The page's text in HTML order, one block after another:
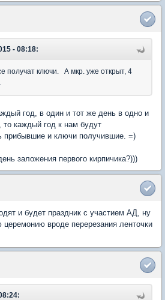
- 08:18:
получат ключи. А мкр. уже открыт, 4
год, в один и тот же день в одно и
то каждый год к нам будут
прибывшие и ключи получившие. =)
заложения первого кирпичика?)))
и будет праздник с участием АД, ну
вроде перерезания ленточки